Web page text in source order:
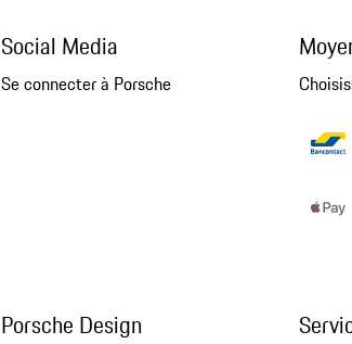
Social Media
Se connecter à Porsche
Porsche Design